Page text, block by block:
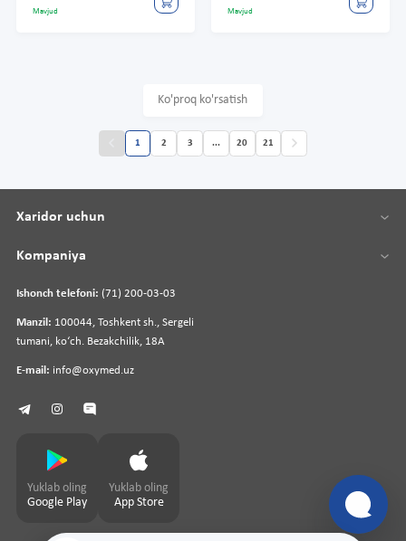
Mavjud Mavjud
Ko'proq ko'rsatish
1 2 3 ... 20 21
Ishonch telefoni: (71) 200-03-03
Manzil: 100044, Toshkent sh., Sergeli
tumani, koʻch. Bezakchilik, 18A
E-mail: info@oxymed.uz
Xaridor uchun
Kompaniya
Yuklab oling
Google Play
Yuklab oling
App Store